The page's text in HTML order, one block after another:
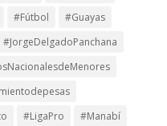
#Fútbol
#Guayas
#JorgeDelgadoPanchana
#LigaPro #Manabí